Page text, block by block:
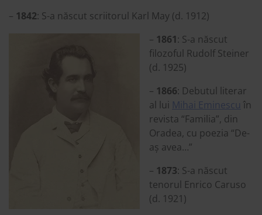
– 1842: S-a născut scriitorul Karl May (d. 1912)
– 1861 : S-a născut
filozoful Rudolf Steiner
(d. 1925)
– 1866: Debutul literar
al lui Mihai Eminescu în
revista “Familia”, din
Oradea, cu poezia “De-
aș avea…”
– 1873: S-a născut
tenorul Enrico Caruso
(d. 1921)